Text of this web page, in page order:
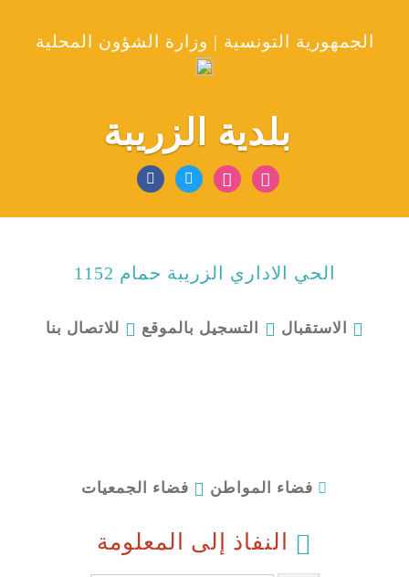
الجمهورية التونسية | وزارة الشؤون المحلية
بلدية الزريبة
الحي الاداري الزريبة حمام 1152
الاستقبال التسجيل بالموقع
فضاء المواطن